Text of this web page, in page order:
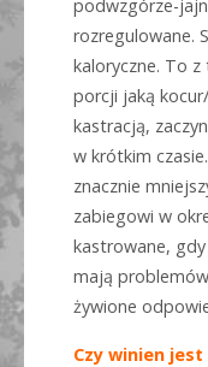
podwzgórze-
rozregulowane.
kaloryczne. To
porcji jaką
kastracją,
w krótkim
znacznie
zabiegowi w
kastrowane, gdy
mają
żywione
Czy winien